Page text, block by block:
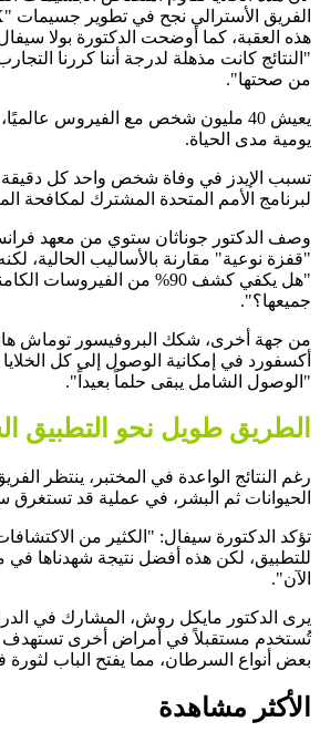
هذه العقبة، كما أوضحت الدكتورة بولا
"النتائج كانت مذهلة لدرجة أننا كررنا
من صحتها".
يعيش 40 مليون شخص مع الفيروس
يومية مدى الحياة.
لبرنامج الأمم المتحدة المشترك لمكافحة
وصف الدكتور جوناثان ستوي من معهد
"قفزة نوعية" مقارنة بالأساليب الحالية،
"هل يكفي كشف 90% من
جميعها؟".
من جهة أخرى، شكك البروفيسور توماش
أكسفورد في إمكانية الوصول إلى كل الخلايا
"الوصول الشامل يبقى حلماً بعيداً".
الطريق طويل نحو التطبيق
رغم النتائج الواعدة في المختبر، ينتظر
الحيوانات ثم البشر، في عملية قد تستغرق
تؤكد الدكتورة سيفال: "الكثير من
للتطبيق، لكن هذه أفضل نتيجة شهدناها في
الآن".
يرى الدكتور مايكل روش، المشارك في
تُستخدم مستقبلاً في أمراض أخرى تستهدف
بعض أنواع السرطان، مما يفتح الباب لثورة
الأكثر مشاهدة